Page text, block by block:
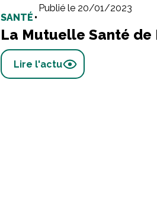
SANTÉ •
Publié le 20/01/2023
La Mutuelle Santé de
Lire l'actu